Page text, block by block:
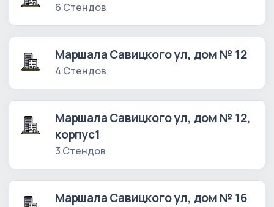
6 Стендов
Маршала Савицкого ул, дом № 12
4 Стендов
Маршала Савицкого ул, дом № 12,
корпус1
3 Стендов
Маршала Савицкого ул, дом № 16